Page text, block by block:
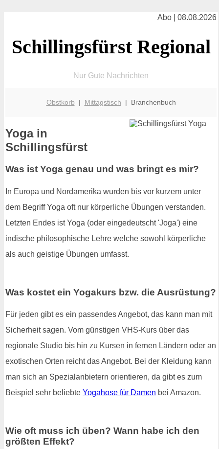
Abo | 08.08.2026
Schillingsfürst Regional
Nur Gute Nachrichten
Obstkorb | Mittagstisch | Branchenbuch
Yoga in
Schillingsfürst
Was ist Yoga genau und was bringt es mir?
In Europa und Nordamerika wurden bis vor kurzem unter
dem Begriff Yoga oft nur körperliche Übungen verstanden.
Letzten Endes ist Yoga (oder eingedeutscht 'Joga') eine
indische philosophische Lehre welche sowohl körperliche
als auch geistige Übungen umfasst.
Was kostet ein Yogakurs bzw. die Ausrüstung?
Für jeden gibt es ein passendes Angebot, das kann man mit
Sicherheit sagen. Vom günstigen VHS-Kurs über das
regionale Studio bis hin zu Kursen in fernen Ländern oder an
exotischen Orten reicht das Angebot. Bei der Kleidung kann
man sich an Spezialanbietern orientieren, da gibt es zum
Beispiel sehr beliebte Yogahose für Damen bei Amazon.
Wie oft muss ich üben? Wann habe ich den
größten Effekt?